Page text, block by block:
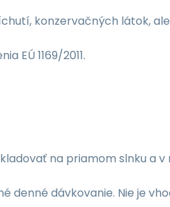
konzervačných látok,
EÚ 1169/2011.
na priamom slnku a v
denné dávkovanie. Nie je